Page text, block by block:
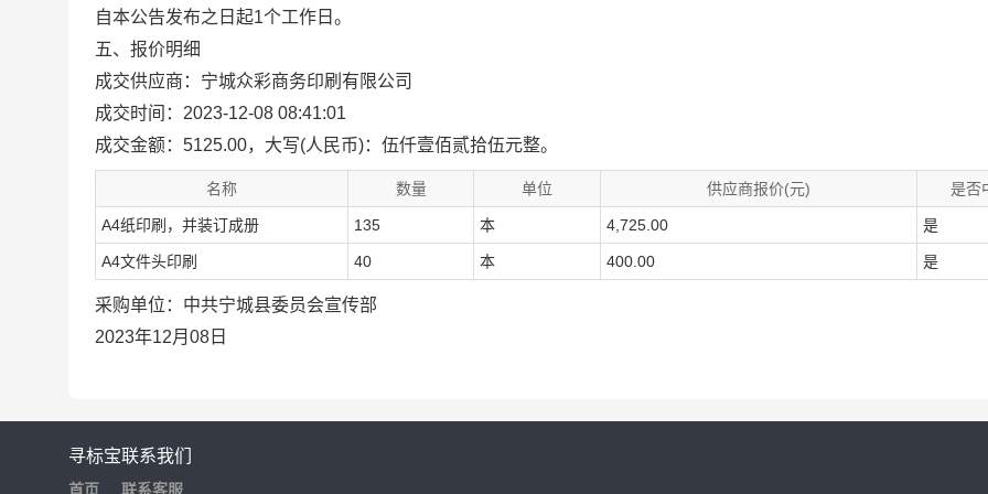
自本公告发布之日起1个工作日。
五、报价明细
成交供应商：宁城众彩商务印刷有限公司
成交时间：2023-12-08 08:41:01
成交金额：5125.00，大写(人民币)：伍仟壹佰贰拾伍元整。
名称 数量 单位 供应商报价(元) 是否
A4纸印刷，并装订成册 135 本 4,725.00 是
A4文件头印刷 40 本 400.00 是
采购单位：中共宁城县委员会宣传部
2023年12月08日
寻标宝
首页
联系我们
联系客服